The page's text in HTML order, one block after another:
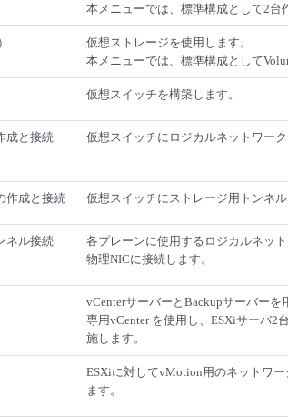
本メニューでは、標準構成として2台
仮想ストレージを使用します。
本メニューでは、標準構成として
仮想スイッチを構築します。
成と接続
仮想スイッチにロジカルネットワーク
作成と接続 仮想スイッチにストレージ用トンネル
ネル接続
各プレーンに使用するロジカルネッ
物理NICに接続します。
vCenterサーバーとBackupサーバーを
専用vCenter を使用し、ESXiサーバ2
施します。
ESXiに対してvMotion用のネットワ
ます。